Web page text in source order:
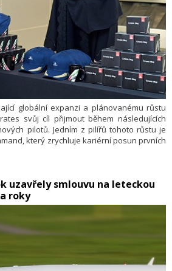
globální expanzi a plánovanému růstu
svůj cíl přijmout během následujících
pilotů. Jedním z pilířů tohoto růstu je
který zrychluje kariérní posun prvních
velitelské funkci.
uzavřely smlouvu na leteckou
roky